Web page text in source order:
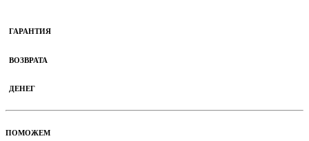
ГАРАНТИЯ
ВОЗВРАТА
ДЕНЕГ
ПОМОЖЕМ